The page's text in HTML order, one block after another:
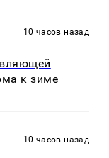
10 часов назад
к зиме
10 часов назад